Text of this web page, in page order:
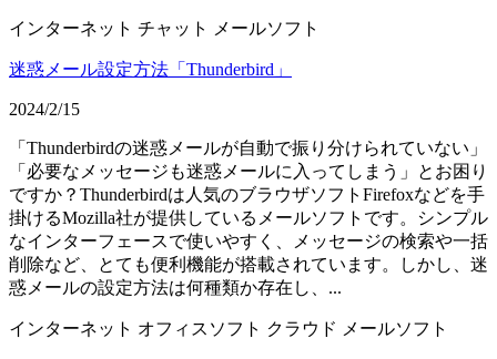
インターネット チャット メールソフト
迷惑メール設定方法「Thunderbird」
2024/2/15
「Thunderbirdの迷惑メールが自動で振り分けられていない」
「必要なメッセージも迷惑メールに入ってしまう」とお困り
ですか？Thunderbirdは人気のブラウザソフトFirefoxなどを手
掛けるMozilla社が提供しているメールソフトです。シンプル
なインターフェースで使いやすく、メッセージの検索や一括
削除など、とても便利機能が搭載されています。しかし、迷
惑メールの設定方法は何種類か存在し、...
インターネット オフィスソフト クラウド メールソフト